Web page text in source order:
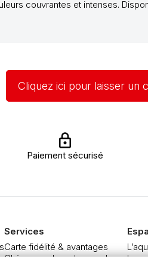
couvrantes et intenses.
Cliquez ici pour laisser un
Paiement sécurisé
Services
Carte fidélité & avantages
Chèque cadeau, bon cadeauxLe